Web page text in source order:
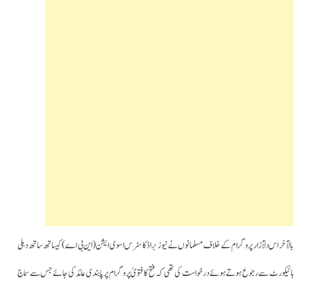
بالآخر اس دلآزار پروگرام کے خلاف مسلمانوں نے نیوز براڈکاسٹرس اسوی ایشن(این بی اے) کیساتھ ساتھ دہلی
ہائیکورٹ سے رجوع ہوتے ہوئے درخواست کی تھی کہ فتح کا فتویٰ پروگرام پر پابندی عائد کی جائے جس سے سماج